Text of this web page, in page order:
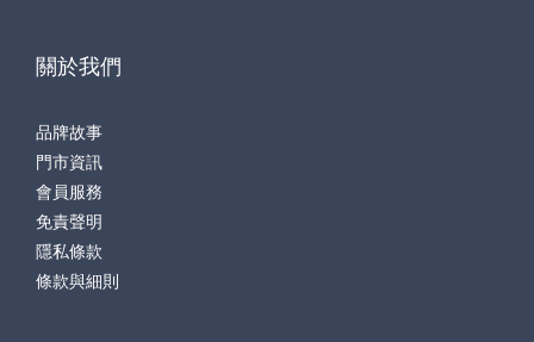
關於我們
品牌故事
門市資訊
會員服務
免責聲明
隱私條款
條款與細則